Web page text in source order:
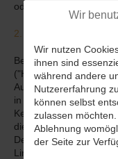
oder endgültig
2. Verweise und Links
Bei direkten oder
("Hyperlinks"), die
Autors liegen, würde
in dem Fall in Kraft
Kenntnis hat und es
die Nutzung im Falle
Der Autor erklärt
Linksetzung keine
Wir
Wir nutzen
ihnen sind
während andere
Nutzererfahrung
können selbst
zulassen
Ablehnung
der Seite zur